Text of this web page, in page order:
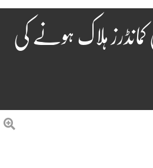
کمانڈرز ہلاک ہونے کی